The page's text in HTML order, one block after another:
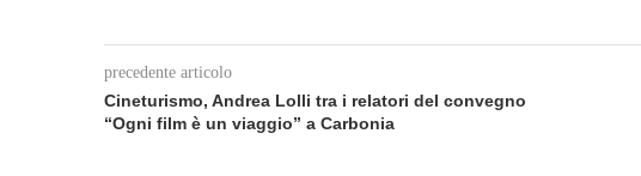
precedente articolo
Cineturismo, Andrea Lolli tra i relatori del convegno
“Ogni film è un viaggio” a Carbonia